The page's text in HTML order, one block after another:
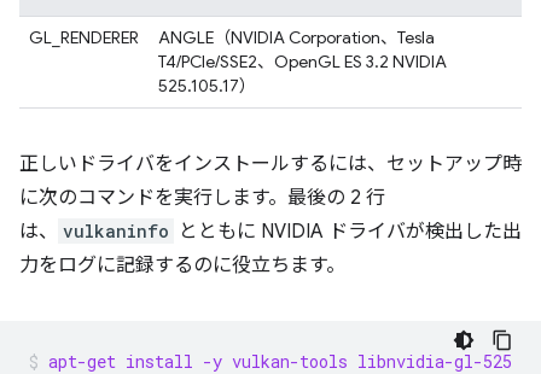
GL_RENDERER
ANGLE（NVIDIA Corporation、Tesla
T4/PCIe/SSE2、OpenGL ES 3.2 NVIDIA
525.105.17）
正しいドライバをインストールするには、セットアップ時
に次のコマンドを実行します。最後の 2 行
は、
vulkaninfo
とともに NVIDIA ドライバが検出した出
力をログに記録するのに役立ちます。
apt-get install -y vulkan-tools libnvidia-gl-525